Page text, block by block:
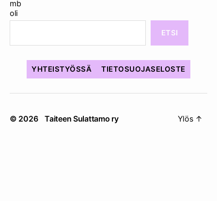
ETSI
YHTEISTYÖSSÄ TIETOSUOJASELOSTE
© 2026 Taiteen Sulattamo ry Ylös ↑